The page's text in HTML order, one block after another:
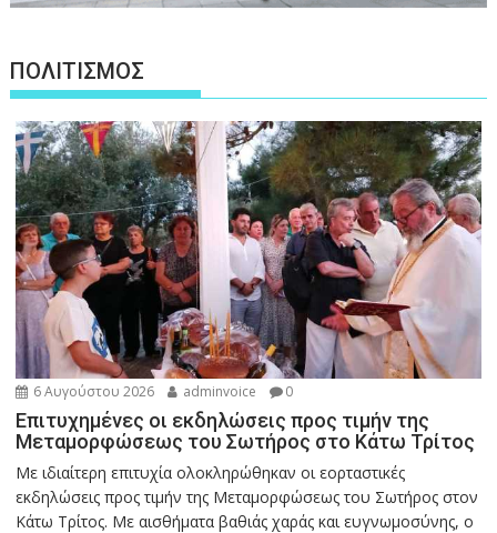
ΠΟΛΙΤΙΣΜΟΣ
6 Αυγούστου 2026 adminvoice 0
Επιτυχημένες οι εκδηλώσεις προς τιμήν της
Μεταμορφώσεως του Σωτήρος στο Κάτω Τρίτος
Με ιδιαίτερη επιτυχία ολοκληρώθηκαν οι εορταστικές
εκδηλώσεις προς τιμήν της Μεταμορφώσεως του Σωτήρος στον
Κάτω Τρίτος. Με αισθήματα βαθιάς χαράς και ευγνωμοσύνης, ο